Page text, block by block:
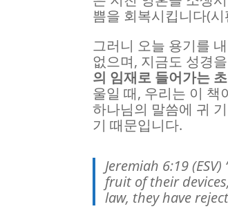
쁨을 회복시킵니다(시
그러니 오늘 용기를
없으며, 지금도 성경
의 임재로 들어가는
울일 때, 우리는 이 책
하나님의 말씀에 귀
기 때문입니다.
Jeremiah 6:19
fruit of their
law, they have